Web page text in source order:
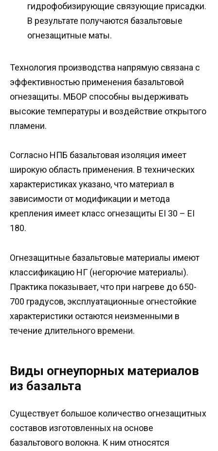
гидрофобизирующие связующие присадки.
В результате получаются базальтовые
огнезащитные маты.
Технология производства напрямую связана с
эффективностью применения базальтовой
огнезащиты. МБОР способны выдерживать
высокие температуры и воздействие открытого
пламени.
Согласно НПБ базальтовая изоляция имеет
широкую область применения. В технических
характеристиках указано, что материал в
зависимости от модификации и метода
крепления имеет класс огнезащиты EI 30 – EI
180.
Огнезащитные базальтовые материалы имеют
классификацию НГ (негорючие материалы).
Практика показывает, что при нагреве до 650-
700 градусов, эксплуатационные огнестойкие
характеристики остаются неизменными в
течение длительного времени.
Виды огнеупорных материалов
из базальта
Существует большое количество огнезащитных
составов изготовленных на основе
базальтового волокна. К ним относятся